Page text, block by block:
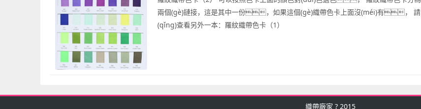
兩個(gè)鏈接，這是其中一份，如果這個(gè)織帶色卡上面沒(méi)有， 請
(qǐng)查看另外一本：羅紋織帶色卡（1）
織帶廠家 ? 2015